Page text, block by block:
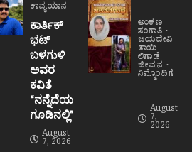
ಕಾವ್ಯಯಾನ
ಕಾರ್ತಿಕ್
ಭಟ್
ಬಳಗುಳಿ
ಅವರ
ಕವಿತೆ
“ನನ್ನೆದೆಯ
ಗೂಡಿನಲ್ಲಿ”
August
7, 2026
ಅಂಕಣ
ಸಂಗಾತಿ
ಜಯದೇವಿ
ತಾಯಿ
ಲಿಗಾಡೆ
ಜೀವನ
ನಿಮ್ಮೊಂದಿಗೆ
August
7,
2026